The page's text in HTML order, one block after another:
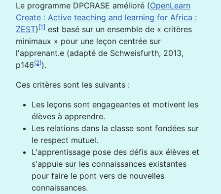
Le programme DPCRASE amélioré (OpenLearn
Create : Active teaching and learning for Africa :
ZEST) [1] est basé sur un ensemble de « critères
minimaux » pour une leçon centrée sur
l'apprenant.e (adapté de Schweisfurth, 2013,
p146 [2]).
Ces critères sont les suivants :
Les leçons sont engageantes et motivent les
élèves à apprendre.
Les relations dans la classe sont fondées sur
le respect mutuel.
L'apprentissage pose des défis aux élèves et
s'appuie sur les connaissances existantes
pour faire le pont vers de nouvelles
connaissances.